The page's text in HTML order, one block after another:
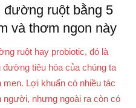
ruột bằng 5
và thơm ngon này
ruột hay probiotic, đó là
tiêu hóa của chúng ta
Lợi khuẩn có nhiều tác
nhưng ngoài ra còn có